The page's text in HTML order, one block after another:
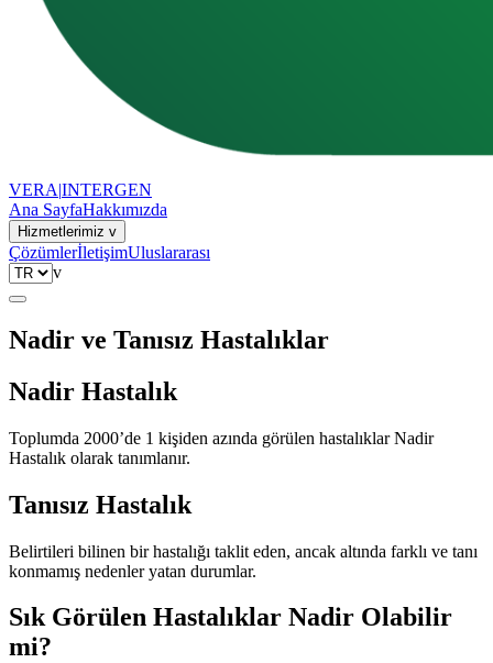
VERA|INTERGEN
Ana SayfaHakkımızda
Hizmetlerimiz v
ÇözümlerİletişimUluslararası
v
Nadir ve Tanısız Hastalıklar
Nadir Hastalık
Toplumda 2000’de 1 kişiden azında görülen hastalıklar Nadir
Hastalık olarak tanımlanır.
Tanısız Hastalık
Belirtileri bilinen bir hastalığı taklit eden, ancak altında farklı ve tanı
konmamış nedenler yatan durumlar.
Sık Görülen Hastalıklar Nadir Olabilir
mi?